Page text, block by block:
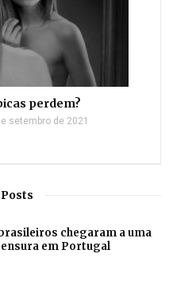
perdem?
setembro de 2021
chegaram a uma
em Portugal